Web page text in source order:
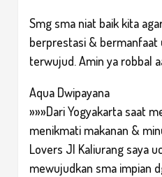
Smg sma niat baik kita
berprestasi & bermanfaat
terwujud. Amin ya robbal
Aqua Dwipayana
»»»Dari Yogyakarta saat
menikmati makanan &
Lovers Jl Kaliurang saya
mewujudkan sma impian